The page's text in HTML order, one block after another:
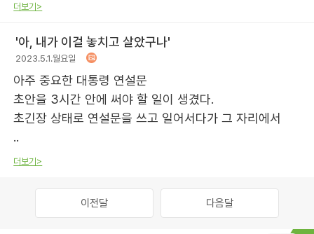
더보기>
'아, 내가 이걸 놓치고 살았구나'
2023.5.1.월요일
아주 중요한 대통령 연설문
초안을 3시간 안에 써야 할 일이 생겼다.
초긴장 상태로 연설문을 쓰고 일어서다가 그 자리에서
..
더보기>
이전달 다음달